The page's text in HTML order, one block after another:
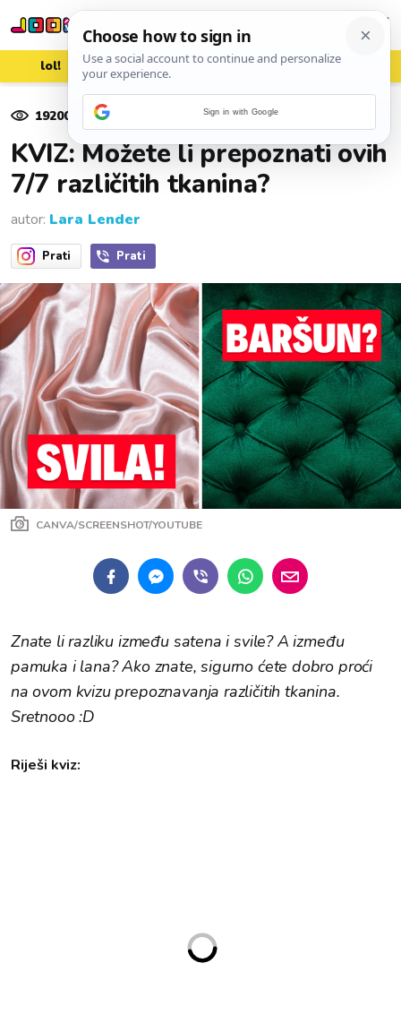
lol! aww vrh! woot?!
19200 pregleda
KVIZ: Možete li prepoznati ovih
7/7 različitih tkanina?
autor: Lara Lender
Prati Prati
CANVA/SCREENSHOT/YOUTUBE
Znate li razliku između satena i svile? A između
pamuka i lana? Ako znate, sigurno ćete dobro proći
na ovom kvizu prepoznavanja različitih tkanina.
Sretnooo :D
Riješi kviz:
Sign in with Google